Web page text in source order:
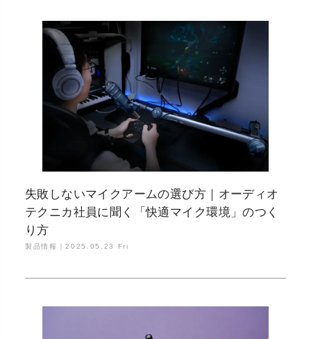
失敗しないマイクアームの選び方｜オーディオ
テクニカ社員に聞く「快適マイク環境」のつく
り方
製品情報｜2025.05.23 Fri